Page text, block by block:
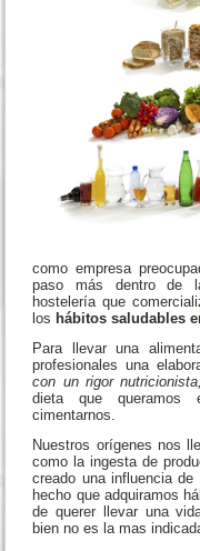
como empresa
paso más dentro de
hostelería que
los hábitos saludables
Para llevar una
profesionales una
con un rigor nutricionista,
dieta que queramos
cimentarnos.
Nuestros orígenes nos
como la ingesta de
creado una influencia
hecho que adquiramos
de querer llevar una
bien no es la mas